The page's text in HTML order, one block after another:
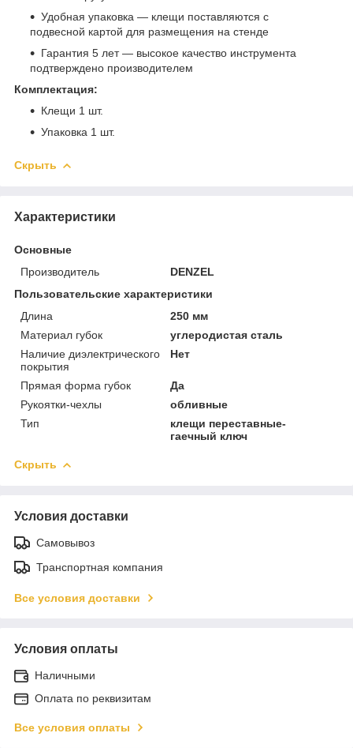
Удобная упаковка — клещи поставляются с
подвесной картой для размещения на стенде
Гарантия 5 лет — высокое качество инструмента
подтверждено производителем
Комплектация:
Клещи 1 шт.
Упаковка 1 шт.
Скрыть
Характеристики
Основные
Производитель
DENZEL
Пользовательские характеристики
Длина
250 мм
Материал губок
углеродистая сталь
Наличие диэлектрического
покрытия
Нет
Прямая форма губок
Да
Рукоятки-чехлы
обливные
Тип
клещи переставные-
гаечный ключ
Скрыть
Условия доставки
Самовывоз
Транспортная компания
Все условия доставки
Условия оплаты
Наличными
Оплата по реквизитам
Все условия оплаты